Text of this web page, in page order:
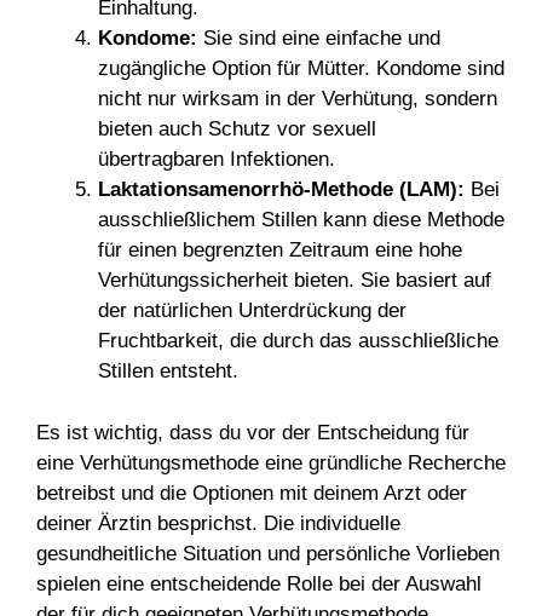
Einhaltung.
Kondome: Sie sind eine einfache und
zugängliche Option für Mütter. Kondome sind
nicht nur wirksam in der Verhütung, sondern
bieten auch Schutz vor sexuell
übertragbaren Infektionen.
Laktationsamenorrhö-Methode (LAM): Bei
ausschließlichem Stillen kann diese Methode
für einen begrenzten Zeitraum eine hohe
Verhütungssicherheit bieten. Sie basiert auf
der natürlichen Unterdrückung der
Fruchtbarkeit, die durch das ausschließliche
Stillen entsteht.
Es ist wichtig, dass du vor der Entscheidung für
eine Verhütungsmethode eine gründliche Recherche
betreibst und die Optionen mit deinem Arzt oder
deiner Ärztin besprichst. Die individuelle
gesundheitliche Situation und persönliche Vorlieben
spielen eine entscheidende Rolle bei der Auswahl